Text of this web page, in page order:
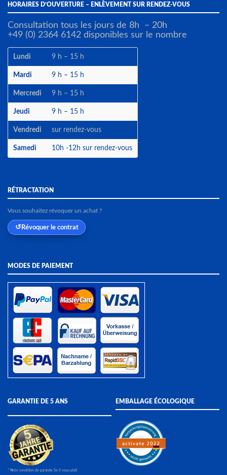
HORAIRES D’OUVERTURE – ENLÈVEMENT SUR RENDEZ-VOUS
Consultation tous les jours de 8h – 20h
+49 (0) 2364 6142 disponibles sur le nombre
Lundi 9 h – 15 h
Mardi 9 h – 15 h
Mercredi 9 h – 15 h
Jeudi 9 h – 15 h
Vendredi sur rendez-vous
Samedi 10h -12h sur rendez-vous
RÉTRACTATION
Vous souhaitez révoquer un achat ?
Révoquer le contrat
MODES DE PAIEMENT
GARANTIE DE 5 ANS
* Note condition de garantie Se il vous plaît
EMBALLAGE ÉCOLOGIQUE